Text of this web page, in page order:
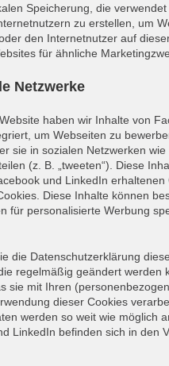
Speicherung, die
zu erstellen, um
den Internetnutzer auf
für ähnliche
Netzwerke
haben wir Inhalte von
um Webseiten zu
sie in sozialen Netzwerken
(z. B. „tweeten“). Diese
und LinkedIn erhaltenen
Diese Inhalte können
für personalisierte Werbung
die Datenschutzerklärung
regelmäßig geändert werden
sie mit Ihren
dieser Cookies
werden so weit wie möglich
LinkedIn befinden sich in den